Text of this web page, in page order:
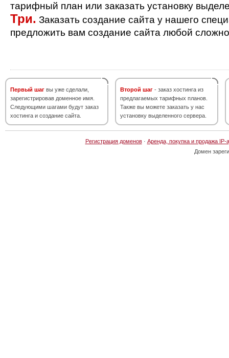
тарифный план или заказать установку
Три. Заказать создание сайта у нашего
предложить вам создание сайта любой
Первый шаг вы уже сделали,
зарегистрировав доменное имя.
Следующими шагами будут заказ
хостинга и создание сайта.
Второй шаг - заказ хостинга из
предлагаемых тарифных планов.
Также вы можете заказать у нас
установку выделенного сервера.
Регистрация доменов· Аренда, покупка и продажа IP-
Домен